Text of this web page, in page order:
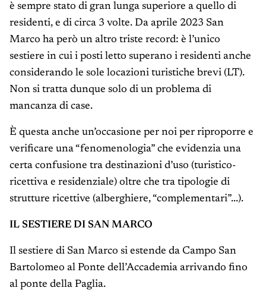
è sempre stato di gran lunga superiore a quello di
residenti, e di circa 3 volte. Da aprile 2023 San
Marco ha però un altro triste record: è l’unico
sestiere in cui i posti letto superano i residenti anche
considerando le sole locazioni turistiche brevi (LT).
Non si tratta dunque solo di un problema di
mancanza di case.
È questa anche un’occasione per noi per riproporre e
verificare una “fenomenologia” che evidenzia una
certa confusione tra destinazioni d’uso (turistico-
ricettiva e residenziale) oltre che tra tipologie di
strutture ricettive (alberghiere, “complementari”...).
IL SESTIERE DI SAN MARCO
Il sestiere di San Marco si estende da Campo San
Bartolomeo al Ponte dell’Accademia arrivando fino
al ponte della Paglia.